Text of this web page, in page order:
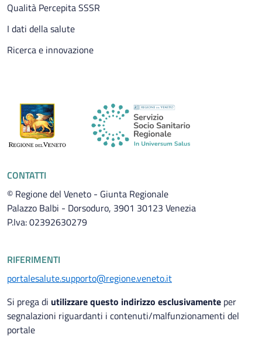
Qualità Percepita SSSR
I dati della salute
Ricerca e innovazione
CONTATTI
© Regione del Veneto - Giunta Regionale
Palazzo Balbi - Dorsoduro, 3901 30123 Venezia
P.Iva: 02392630279
RIFERIMENTI
portalesalute.supporto@regione.veneto.it
Si prega di utilizzare questo indirizzo esclusivamente per
segnalazioni riguardanti i contenuti/malfunzionamenti del
portale